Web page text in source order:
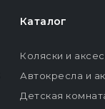
Каталог
Коляски и
Автокресла и
Детская